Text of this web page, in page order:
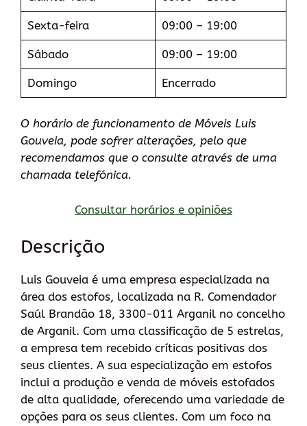
Sexta-feira 09:00 – 19:00
Sábado 09:00 – 19:00
Domingo Encerrado
O horário de funcionamento de Móveis Luis
Gouveia, pode sofrer alterações, pelo que
recomendamos que o consulte através de uma
chamada telefónica.
Consultar horários e opiniões
Descrição
Luis Gouveia é uma empresa especializada na
área dos estofos, localizada na R. Comendador
Saúl Brandão 18, 3300-011 Arganil no concelho
de Arganil. Com uma classificação de 5 estrelas,
a empresa tem recebido críticas positivas dos
seus clientes. A sua especialização em estofos
inclui a produção e venda de móveis estofados
de alta qualidade, oferecendo uma variedade de
opções para os seus clientes. Com um foco na